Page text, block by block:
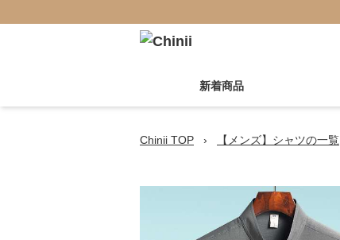
新着商品
Chinii TOP › 【メンズ】シャツの一覧